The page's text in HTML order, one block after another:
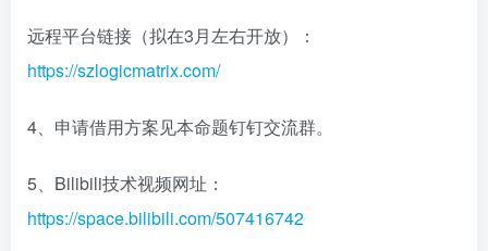
远程平台链接（拟在3月左右开放）：
https://szlogicmatrix.com/
4、申请借用方案见本命题钉钉交流群。
5、Bilibili技术视频网址：
https://space.bilibili.com/507416742